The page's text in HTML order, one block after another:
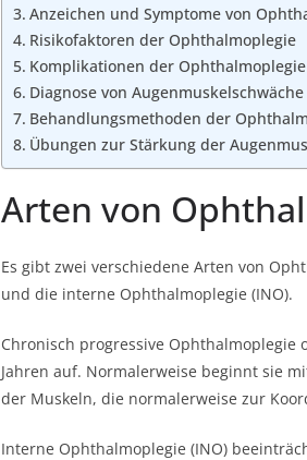
Anzeichen und Symptome von
Risikofaktoren der Ophthalmoplegie
Komplikationen der Ophthalmoplegie
Diagnose von Augenmuskelschwäche
Behandlungsmethoden der
Übungen zur Stärkung der
Arten von
Es gibt zwei verschiedene Arten von
und die interne Ophthalmoplegie (INO).
Chronisch progressive Ophthalmoplegie
Jahren auf. Normalerweise beginnt sie
der Muskeln, die normalerweise zur
Interne Ophthalmoplegie (INO)